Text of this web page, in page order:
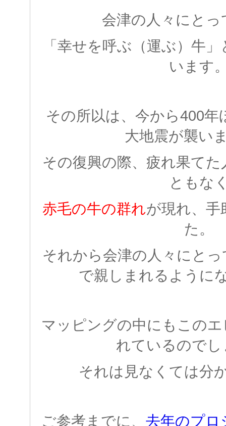
会津の人々にと
「幸せを呼ぶ（運ぶ）牛
います
その所以は、今から400年
大地震が襲い
その復興の際、疲れ果て
ともな
赤毛の牛の群れが現れ、
た。
それから会津の人々にと
で親しまれるように
マッピングの中にもこの
れているので
それは見なくては分
ご参考までに、 去年のプロ